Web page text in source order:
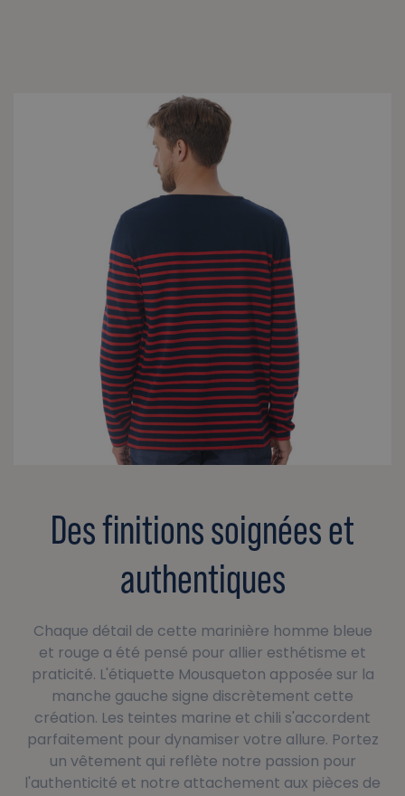
Des finitions soignées et
authentiques
Chaque détail de cette marinière homme bleue
et rouge a été pensé pour allier esthétisme et
praticité. L'étiquette Mousqueton apposée sur la
manche gauche signe discrètement cette
création. Les teintes marine et chili s'accordent
parfaitement pour dynamiser votre allure. Portez
un vêtement qui reflète notre passion pour
l'authenticité et notre attachement aux pièces de